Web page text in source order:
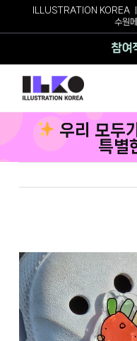
ILLUSTRATION KOREAㅣ
수원
참여
우리 모두
특별